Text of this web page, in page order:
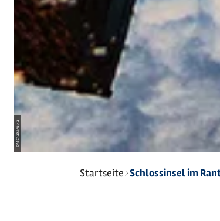
©
Michael Mulka
Sie
sind
Startseite Schlossinsel im